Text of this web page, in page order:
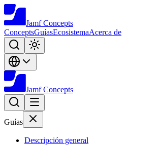
Jamf Concepts
ConceptsGuíasEcosistemaAcerca de
Jamf Concepts
Guías
Descripción general